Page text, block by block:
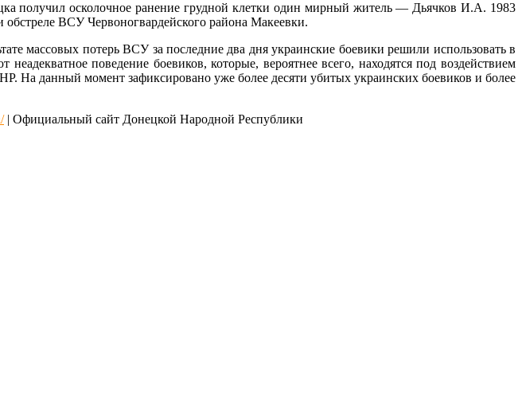
получил осколочное ранение грудной клетки один мирный житель — Дьячков И.А. 1983
ВСУ Червоногвардейского района Макеевки.
массовых потерь ВСУ за последние два дня украинские боевики решили использовать в
поведение боевиков, которые, вероятнее всего, находятся под воздействием
На данный момент зафиксировано уже более десяти убитых украинских боевиков и более
| Официальный сайт Донецкой Народной Республики